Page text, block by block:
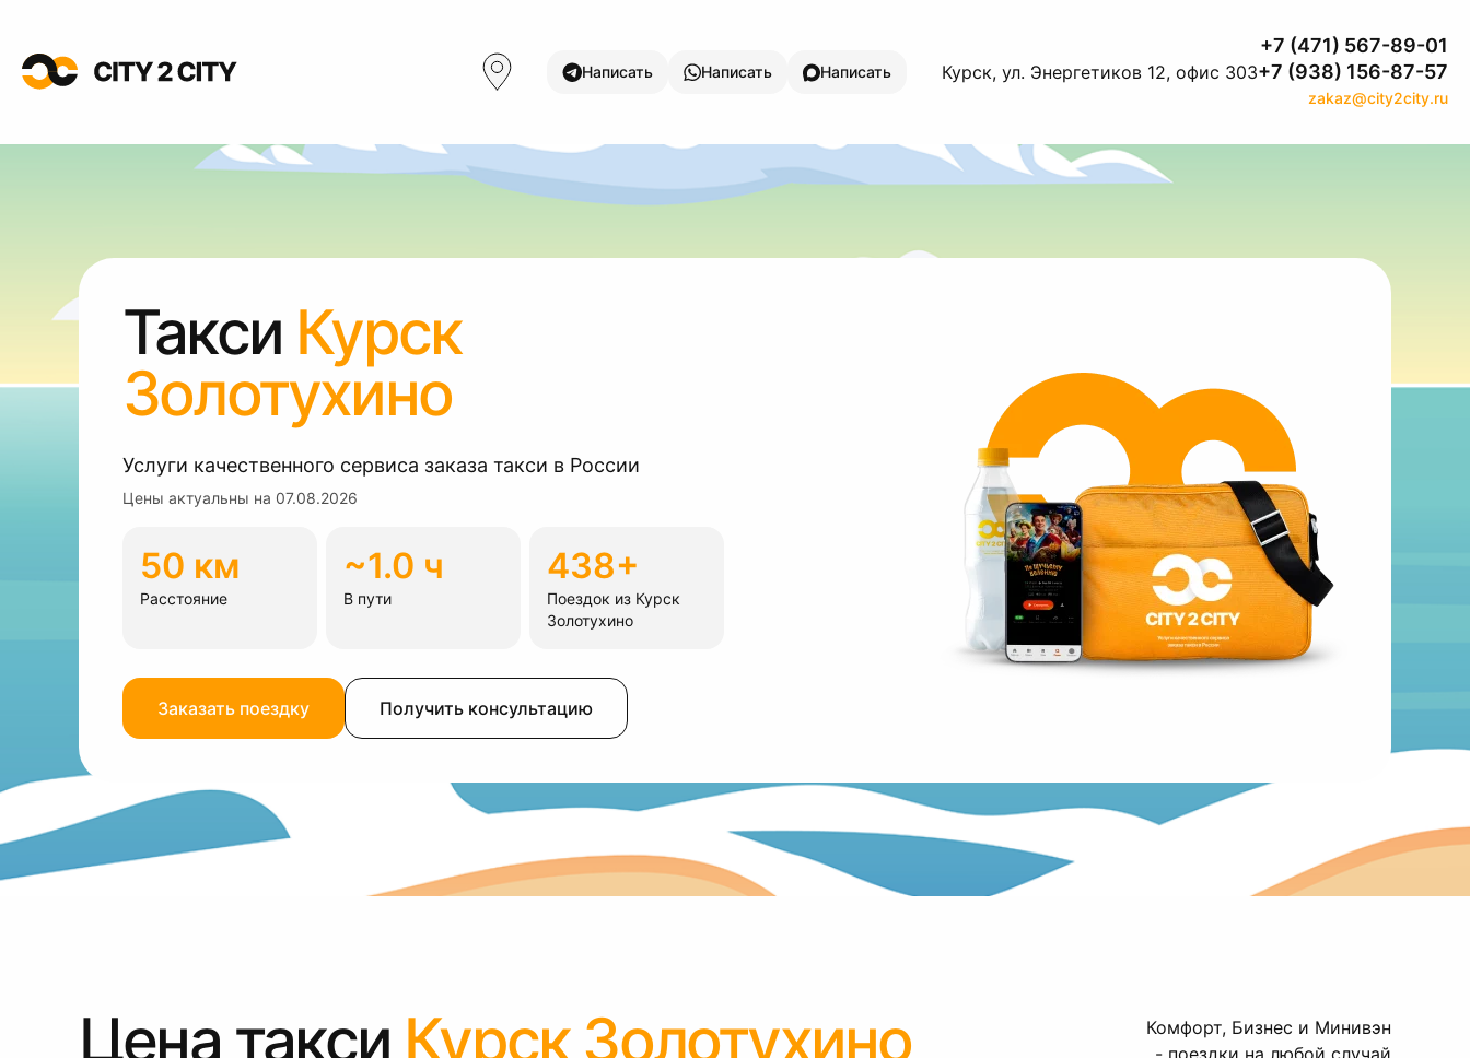
Написать Написать Написать Курск, ул. Энергетиков 12, офис 303
+7 (471) 567-89-01
+7 (938) 156-87-57
zakaz@city2city.ru
Такси Курск
Золотухино
Услуги качественного сервиса заказа такси в России
Цены актуальны на 07.08.2026
50 км
Расстояние
~1.0 ч
В пути
438+
Поездок из Курск
Золотухино
Заказать поездку Получить консультацию
Цена такси Курск Золотухино
Комфорт, Бизнес и Минивэн
- поездки на любой случай